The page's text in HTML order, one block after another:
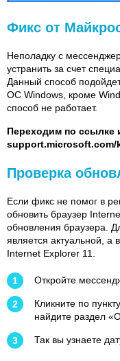
Фикс от
Неполадку с
устранить за счет
Данный способ
ОС Windows, кроме
способ не работает.
Переходим по ссылке
support.microsoft.com/
Проверка
Если фикс не помог в
обновить браузер
обновления браузера.
является актуальной, а
Internet Explorer 11.
Откройте
Кликните по
найдите раздел
Так вы узнаете